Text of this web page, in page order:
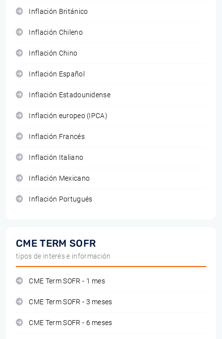
Inflación Británico
Inflación Chileno
Inflación Chino
Inflación Español
Inflación Estadounidense
Inflación europeo (IPCA)
Inflación Francés
Inflación Italiano
Inflación Mexicano
Inflación Portugués
CME TERM SOFR
tipos de interés e información
CME Term SOFR - 1 mes
CME Term SOFR - 3 meses
CME Term SOFR - 6 meses